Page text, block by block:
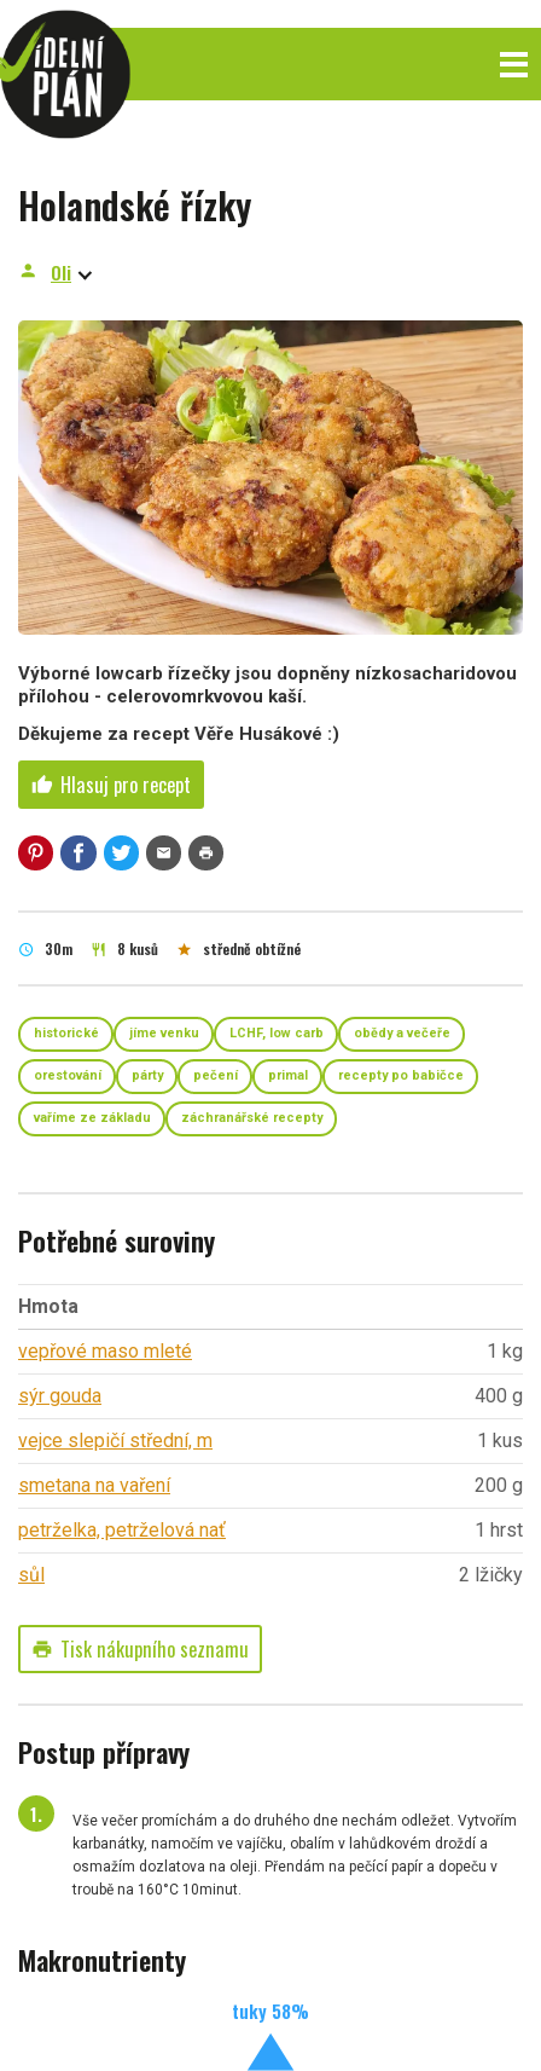
Holandské řízky
person Oli
Výborné lowcarb řízečky jsou dopněny nízkosacharidovou
přílohou - celerovomrkvovou kaší.
Děkujeme za recept Věře Husákové :)
thumb_up Hlasuj pro recept
mail print
schedule 30m restaurant 8 kusů star středně obtížné
historické jíme venku LCHF, low carb obědy a večeře
orestování párty pečení primal recepty po babičce
vaříme ze základu záchranářské recepty
Potřebné suroviny
Hmota
vepřové maso mleté
1 kg
sýr gouda
400 g
vejce slepičí střední, m
1 kus
smetana na vaření
200 g
petrželka, petrželová nať
1 hrst
sůl
2 lžičky
print Tisk nákupního seznamu
Postup přípravy
Vše večer promíchám a do druhého dne nechám odležet. Vytvořím
karbanátky, namočím ve vajíčku, obalím v lahůdkovém droždí a
osmažím dozlatova na oleji. Přendám na pečící papír a dopeču v
troubě na 160°C 10minut.
Makronutrienty
tuky 58%